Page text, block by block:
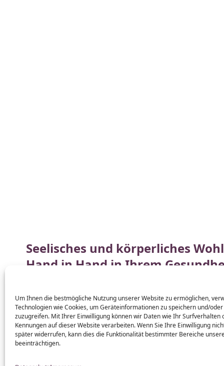
Um Ihnen die bestmögliche Nutzung unserer Website zu ermöglichen,
Technologien wie Cookies, um Geräteinformationen zu speichern und/
zuzugreifen. Mit Ihrer Einwilligung können wir Daten wie Ihr Surfverhalten
Kennungen auf dieser Website verarbeiten. Wenn Sie Ihre Einwilligung
später widerrufen, kann dies die Funktionalität bestimmter Bereiche
beeinträchtigen.
Seelisches und körperliches
Hand in Hand in Ihrem
Ob es darum geht, Ihre Resilienz zu stärken,die
herzustellen oderalterungsbedingte Beschwerden
zu Ihrem Lebensglück beitragen, wenn Sie sich
kümmern.